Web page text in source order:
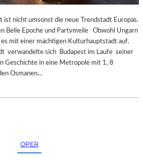
R
T
Z
U
ist nicht umsonst die neue Trendstadt Europas.
Belle Epoche und Partymeile Obwohl Ungarn
mit einer mächtigen Kulturhauptstadt auf.
verwandelte sich Budapest im Laufe seiner
Geschichte in eine Metropole mit 1, 8
Osmanen…
OPER